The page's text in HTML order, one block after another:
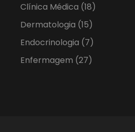
Clínica Médica (18)
Dermatologia (15)
Endocrinologia (7)
Enfermagem (27)